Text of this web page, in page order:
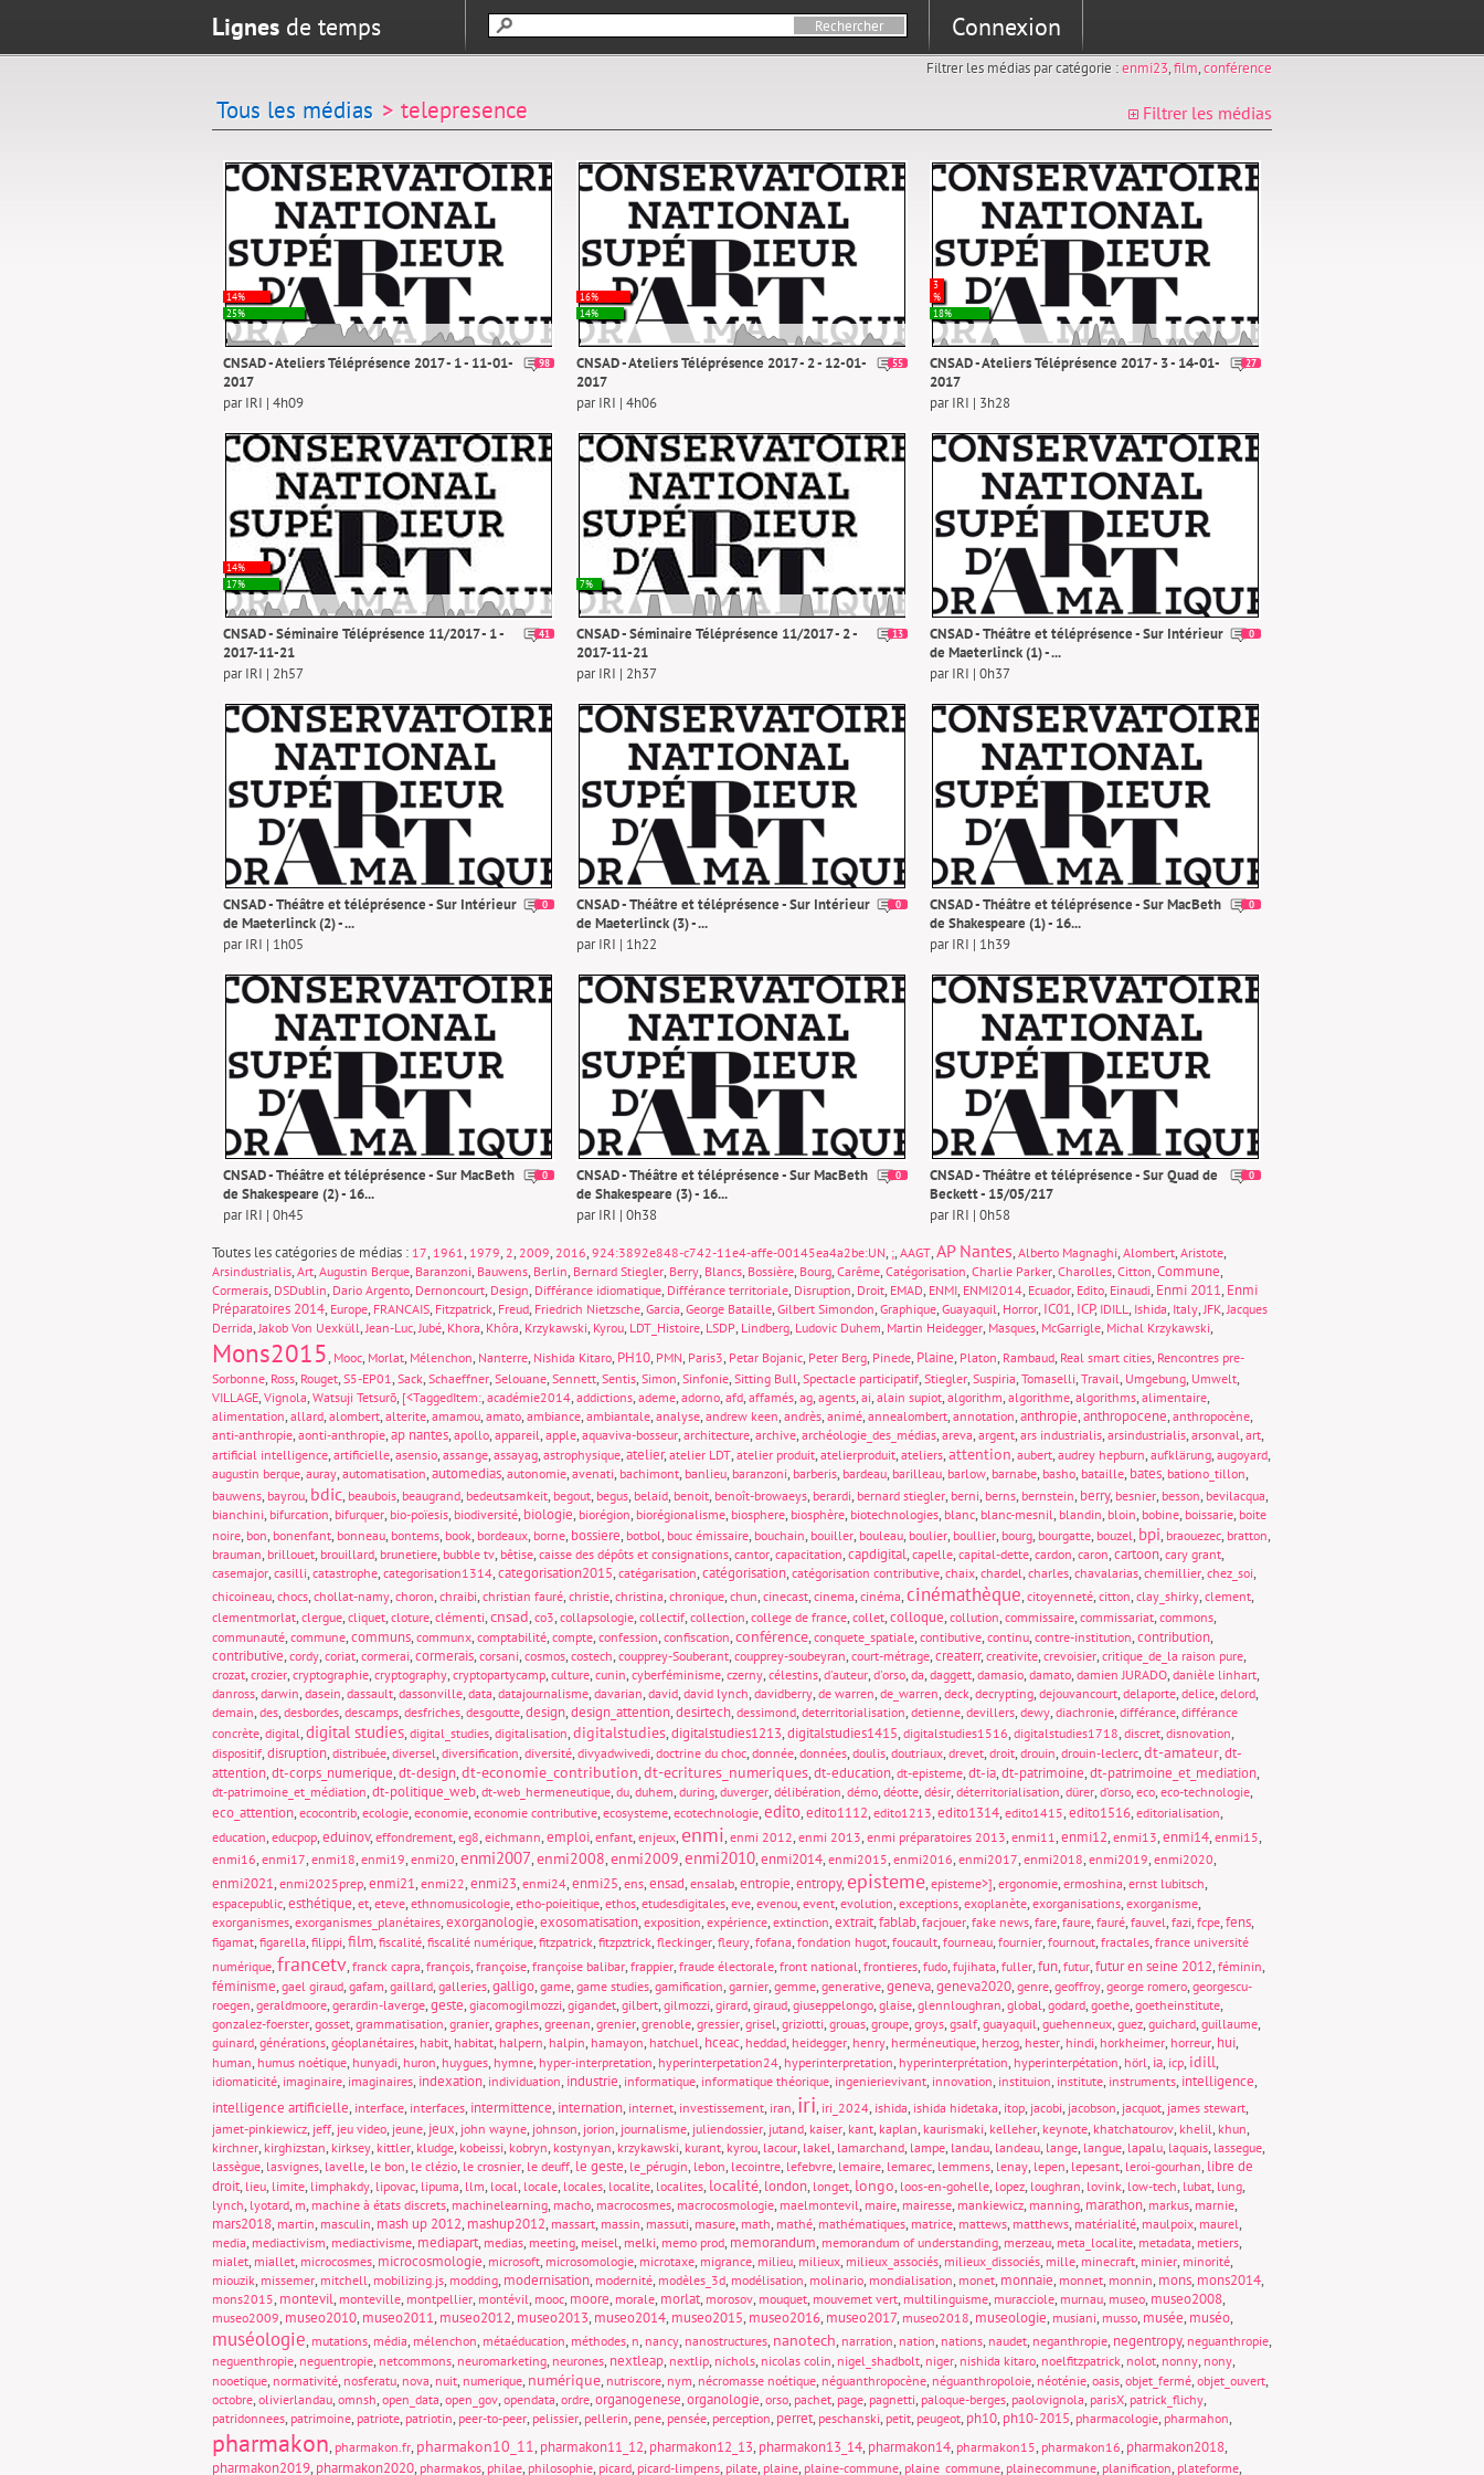
Lignes de temps Connexion
Filtrer les médias par catégorie :enmi23,film,conférence
Tous les médias > telepresence Filtrer les médias
14%
25%
98
CNSAD - Ateliers Téléprésence 2017 - 1 - 11-01-
2017
par IRI | 4h09
16%
14%
55
CNSAD - Ateliers Téléprésence 2017 - 2 - 12-01-
2017
par IRI | 4h06
3
%
18%
27
CNSAD - Ateliers Téléprésence 2017 - 3 - 14-01-
2017
par IRI | 3h28
14%
17%
41
CNSAD - Séminaire Téléprésence 11/2017 - 1 -
2017-11-21
par IRI | 2h57
7%
13
CNSAD - Séminaire Téléprésence 11/2017 - 2 -
2017-11-21
par IRI | 2h37
0
CNSAD - Théâtre et téléprésence - Sur Intérieur
de Maeterlinck (1) - ...
par IRI | 0h37
0
CNSAD - Théâtre et téléprésence - Sur Intérieur
de Maeterlinck (2) - ...
par IRI | 1h05
0
CNSAD - Théâtre et téléprésence - Sur Intérieur
de Maeterlinck (3) - ...
par IRI | 1h22
0
CNSAD - Théâtre et téléprésence - Sur MacBeth
de Shakespeare (1) - 16...
par IRI | 1h39
0
CNSAD - Théâtre et téléprésence - Sur MacBeth
de Shakespeare (2) - 16...
par IRI | 0h45
0
CNSAD - Théâtre et téléprésence - Sur MacBeth
de Shakespeare (3) - 16...
par IRI | 0h38
0
CNSAD - Théâtre et téléprésence - Sur Quad de
Beckett - 15/05/217
par IRI | 0h58
Toutes les catégories de médias : 17, 1961, 1979, 2, 2009, 2016, 924:3892e848-c742-11e4-affe-00145ea4a2be:UN, ;, AAGT,AP Nantes, Alberto Magnaghi, Alombert, Aristote,
Arsindustrialis, Art, Augustin Berque, Baranzoni, Bauwens, Berlin, Bernard Stiegler, Berry, Blancs, Bossière, Bourg, Carême, Catégorisation, Charlie Parker, Charolles, Citton,Commune,
Cormerais, DSDublin, Dario Argento, Dernoncourt, Design, Différance idiomatique, Différance territoriale, Disruption, Droit, EMAD, ENMI, ENMI2014, Ecuador, Edito, Einaudi, Enmi 2011, Enmi
Préparatoires 2014, Europe, FRANCAIS, Fitzpatrick, Freud, Friedrich Nietzsche, Garcia, George Bataille, Gilbert Simondon, Graphique, Guayaquil, Horror, IC01, ICP, IDILL, Ishida, Italy,JFK,Jacques
Derrida,Jakob Von Uexküll,Jean-Luc,Jubé, Khora, Khôra, Krzykawski, Kyrou, LDT_Histoire, LSDP, Lindberg, Ludovic Duhem, Martin Heidegger, Masques, McGarrigle, Michal Krzykawski,
Mons2015, Mooc, Morlat, Mélenchon, Nanterre, Nishida Kitaro, PH10, PMN, Paris3, Petar Bojanic, Peter Berg, Pinede, Plaine, Platon, Rambaud, Real smart cities, Rencontres pre-
Sorbonne, Ross, Rouget, S5-EP01, Sack, Schaeffner, Selouane, Sennett, Sentis, Simon, Sinfonie, Sitting Bull, Spectacle participatif, Stiegler, Suspiria, Tomaselli, Travail, Umgebung, Umwelt,
VILLAGE, Vignola, Watsuji Tetsurō, [<TaggedItem:, académie2014, addictions, ademe, adorno, afd, affamés, ag, agents, ai, alain supiot, algorithm, algorithme, algorithms, alimentaire,
alimentation, allard, alombert, alterite, amamou, amato, ambiance, ambiantale, analyse, andrew keen, andrès, animé, annealombert, annotation,anthropie,anthropocene, anthropocène,
anti-anthropie, aonti-anthropie,ap nantes, apollo, appareil, apple, aquaviva-bosseur, architecture, archive, archéologie_des_médias, areva, argent, ars industrialis, arsindustrialis, arsonval, art,
artificial intelligence, artificielle, asensio, assange, assayag, astrophysique,atelier, atelier LDT, atelier produit, atelierproduit, ateliers,attention, aubert, audrey hepburn, aufklärung, augoyard,
augustin berque, auray, automatisation,automedias, autonomie, avenati, bachimont, banlieu, baranzoni, barberis, bardeau, barilleau, barlow, barnabe, basho, bataille, bates, bationo_tillon,
bauwens, bayrou, bdic, beaubois, beaugrand, bedeutsamkeit, begout, begus, belaid, benoit, benoît-browaeys, berardi, bernard stiegler, berni, berns, bernstein, berry, besnier, besson, bevilacqua,
bianchini, bifurcation, bifurquer, bio-poïesis, biodiversité, biologie, biorégion, biorégionalisme, biosphere, biosphère, biotechnologies, blanc, blanc-mesnil, blandin, bloin, bobine, boissarie, boite
noire, bon, bonenfant, bonneau, bontems, book, bordeaux, borne, bossiere, botbol, bouc émissaire, bouchain, bouiller, bouleau, boulier, boullier, bourg, bourgatte, bouzel, bpi, braouezec, bratton,
brauman, brillouet, brouillard, brunetiere, bubble tv, bêtise, caisse des dépôts et consignations, cantor, capacitation,capdigital, capelle, capital-dette, cardon, caron,cartoon, cary grant,
casemajor, casilli, catastrophe, categorisation1314,categorisation2015, catégarisation,catégorisation, catégorisation contributive, chaix, chardel, charles, chavalarias, chemillier, chez_soi,
chicoineau, chocs, chollat-namy, choron, chraibi, christian fauré, christie, christina, chronique, chun, cinecast, cinema, cinéma,cinémathèque, citoyenneté, citton, clay_shirky, clement,
clementmorlat, clergue, cliquet, cloture, clémenti,cnsad, co3, collapsologie, collectif, collection, college de france, collet,colloque, collution, commissaire, commissariat, commons,
communauté, commune,communs, communx, comptabilité, compte, confession, confiscation,conférence, conquete_spatiale, contibutive, continu, contre-institution,contribution,
contributive, cordy, coriat, cormerai,cormerais, corsani, cosmos, costech, coupprey-Souberant, coupprey-soubeyran, court-métrage,createrr, creativite, crevoisier, critique_de_la raison pure,
crozat, crozier, cryptographie, cryptography, cryptopartycamp, culture, cunin, cyberféminisme, czerny, célestins, d'auteur, d'orso, da, daggett, damasio, damato, damien JURADO, danièle linhart,
danross, darwin, dasein, dassault, dassonville, data, datajournalisme, davarian, david, david lynch, davidberry, de warren, de_warren, deck, decrypting, dejouvancourt, delaporte, delice, delord,
demain, des, desbordes, descamps, desfriches, desgoutte,design,design_attention,desirtech, dessimond, deterritorialisation, detienne, devillers, dewy, diachronie, différance, différance
concrète, digital,digital studies, digital_studies, digitalisation,digitalstudies,digitalstudies1213,digitalstudies1415, digitalstudies1516, digitalstudies1718, discret, disnovation,
dispositif,disruption, distribuée, diversel, diversification, diversité, divyadwivedi, doctrine du choc, donnée, données, doulis, doutriaux, drevet, droit, drouin, drouin-leclerc,dt-amateur,dt-
attention,dt-corps_numerique,dt-design,dt-economie_contribution,dt-ecritures_numeriques,dt-education, dt-episteme,dt-ia,dt-patrimoine,dt-patrimoine_et_mediation,
dt-patrimoine_et_médiation,dt-politique_web, dt-web_hermeneutique, du, duhem, during, duverger, délibération, démo, déotte, désir, déterritorialisation, dürer, d’orso, eco, eco-technologie,
eco_attention, ecocontrib, ecologie, economie, economie contributive, ecosysteme, ecotechnologie,edito,edito1112, edito1213,edito1314, edito1415,edito1516, editorialisation,
education, educpop,eduinov, effondrement, eg8, eichmann,emploi, enfant, enjeux, enmi, enmi 2012, enmi 2013, enmi préparatoires 2013, enmi11,enmi12, enmi13,enmi14, enmi15,
enmi16, enmi17, enmi18, enmi19, enmi20,enmi2007,enmi2008,enmi2009,enmi2010,enmi2014, enmi2015, enmi2016, enmi2017, enmi2018, enmi2019, enmi2020,
enmi2021, enmi2025prep,enmi21, enmi22,enmi23, enmi24,enmi25, ens,ensad, ensalab,entropie,entropy, episteme, episteme>], ergonomie, ermoshina, ernst lubitsch,
espacepublic,esthétique, et, eteve, ethnomusicologie, etho-poieitique, ethos, etudesdigitales, eve, evenou, event, evolution, exceptions, exoplanète, exorganisations, exorganisme,
exorganismes, exorganismes_planétaires,exorganologie,exosomatisation, exposition, expérience, extinction,extrait,fablab, facjouer, fake news, fare, faure, fauré, fauvel, fazi, fcpe,fens,
figamat, figarella, filippi,film, fiscalité, fiscalité numérique, fitzpatrick, fitzpztrick, fleckinger, fleury, fofana, fondation hugot, foucault, fourneau, fournier, fournout, fractales, france université
numérique,francetv, franck capra, françois, françoise, françoise balibar, frappier, fraude électorale, front national, frontieres, fudo, fujihata, fuller,fun, futur,futur en seine 2012, féminin,
féminisme, gael giraud, gafam, gaillard, galleries,galligo, game, game studies, gamification, garnier, gemme, generative,geneva,geneva2020, genre, geoffroy, george romero, georgescu-
roegen, geraldmoore, gerardin-laverge,geste, giacomogilmozzi, gigandet, gilbert, gilmozzi, girard, giraud, giuseppelongo, glaise, glennloughran, global, godard, goethe, goetheinstitute,
gonzalez-foerster, gosset, grammatisation, granier, graphes, greenan, grenier, grenoble, gressier, grisel, griziotti, grouas, groupe, groys, gsalf, guayaquil, guehenneux, guez, guichard, guillaume,
guinard, générations, géoplanétaires, habit, habitat, halpern, halpin, hamayon, hatchuel, hceac, heddad, heidegger, henry, herméneutique, herzog, hester, hindi, horkheimer, horreur, hui,
human, humus noétique, hunyadi, huron, huygues, hymne, hyper-interpretation, hyperinterpetation24, hyperinterpretation, hyperinterprétation, hyperinterpétation, hörl, ia, icp, idill,
idiomaticité, imaginaire, imaginaires, indexation, individuation, industrie, informatique, informatique théorique, ingenierievivant, innovation, instituion, institute, instruments, intelligence,
intelligence artificielle, interface, interfaces, intermittence, internation, internet, investissement, iran, iri, iri_2024, ishida, ishida hidetaka, itop, jacobi, jacobson, jacquot, james stewart,
jamet-pinkiewicz, jeff, jeu video, jeune, jeux, john wayne, johnson, jorion, journalisme, juliendossier, jutand, kaiser, kant, kaplan, kaurismaki, kelleher, keynote, khatchatourov, khelil, khun,
kirchner, kirghizstan, kirksey, kittler, kludge, kobeissi, kobryn, kostynyan, krzykawski, kurant, kyrou, lacour, lakel, lamarchand, lampe, landau, landeau, lange, langue, lapalu, laquais, lassegue,
lassègue, lasvignes, lavelle, le bon, le clézio, le crosnier, le deuff, le geste, le_pérugin, lebon, lecointre, lefebvre, lemaire, lemarec, lemmens, lenay, lepen, lepesant, leroi-gourhan, libre de
droit, lieu, limite, limphakdy, lipovac, lipuma, llm, local, locale, locales, localite, localites, localité, london, longet, longo, loos-en-gohelle, lopez, loughran, lovink, low-tech, lubat, lung,
lynch, lyotard, m, machine à états discrets, machinelearning, macho, macrocosmes, macrocosmologie, maelmontevil, maire, mairesse, mankiewicz, manning, marathon, markus, marnie,
mars2018, martin, masculin, mash up 2012, mashup2012, massart, massin, massuti, masure, math, mathé, mathématiques, matrice, mattews, matthews, matérialité, maulpoix, maurel,
media, mediactivism, mediactivisme, mediapart, medias, meeting, meisel, melki, memo prod, memorandum, memorandum of understanding, merzeau, meta_localite, metadata, metiers,
mialet, miallet, microcosmes, microcosmologie, microsoft, microsomologie, microtaxe, migrance, milieu, milieux, milieux_associés, milieux_dissociés, mille, minecraft, minier, minorité,
miouzik, missemer, mitchell, mobilizing.js, modding, modernisation, modernité, modèles_3d, modélisation, molinario, mondialisation, monet, monnaie, monnet, monnin, mons, mons2014,
mons2015, montevil, monteville, montpellier, montévil, mooc, moore, morale, morlat, morosov, mouquet, mouvemet vert, multilinguisme, muracciole, murnau, museo, museo2008,
museo2009, museo2010, museo2011, museo2012, museo2013, museo2014, museo2015, museo2016, museo2017, museo2018, museologie, musiani, musso, musée, muséo,
muséologie, mutations, média, mélenchon, métaéducation, méthodes, n, nancy, nanostructures, nanotech, narration, nation, nations, naudet, neganthropie, negentropy, neguanthropie,
neguenthropie, neguentropie, netcommons, neuromarketing, neurones, nextleap, nextlip, nichols, nicolas colin, nigel_shadbolt, niger, nishida kitaro, noelfitzpatrick, nolot, nonny, nony,
nooetique, normativité, nosferatu, nova, nuit, numerique, numérique, nutriscore, nym, nécromasse noétique, néguanthropocène, néguanthropoloie, néoténie, oasis, objet_fermé, objet_ouvert,
octobre, olivierlandau, omnsh, open_data, open_gov, opendata, ordre,organogenese,organologie, orso, pachet, page, pagnetti, paloque-berges, paolovignola, parisX, patrick_flichy,
patridonnees, patrimoine, patriote, patriotin, peer-to-peer, pelissier, pellerin, pene, pensée, perception, perret, peschanski, petit, peugeot, ph10, ph10-2015, pharmacologie, pharmahon,
pharmakon, pharmakon.fr, pharmakon10_11, pharmakon11_12, pharmakon12_13, pharmakon13_14, pharmakon14, pharmakon15, pharmakon16, pharmakon2018,
pharmakon2019, pharmakon2020, pharmakos, philae, philosophie, picard, picard-limpens, pilate, plaine, plaine-commune, plaine_commune, plainecommune, planification, plateforme,